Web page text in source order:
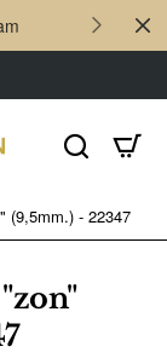
(9,5mm.) - 22347